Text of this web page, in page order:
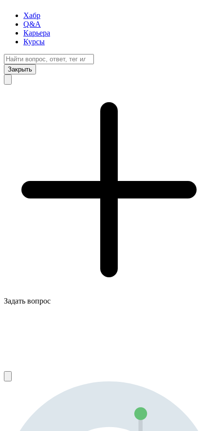
Хабр
Q&A
Карьера
Курсы
Закрыть
Задать вопрос